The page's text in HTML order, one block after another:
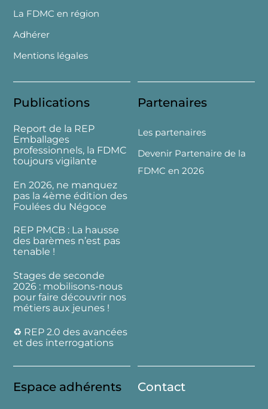
La FDMC en région
Adhérer
Mentions légales
Publications
Report de la REP
Emballages
professionnels, la FDMC
toujours vigilante
En 2026, ne manquez
pas la 4ème édition des
Foulées du Négoce
REP PMCB : La hausse
des barèmes n’est pas
tenable !
Stages de seconde
2026 : mobilisons-nous
pour faire découvrir nos
métiers aux jeunes !
♻️ REP 2.0 des avancées
et des interrogations
Partenaires
Les partenaires
Devenir Partenaire de la
FDMC en 2026
Espace adhérents Contact